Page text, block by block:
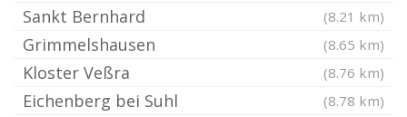
Sankt Bernhard (8.21 km)
Grimmelshausen (8.65 km)
Kloster Veßra (8.76 km)
Eichenberg bei Suhl (8.78 km)